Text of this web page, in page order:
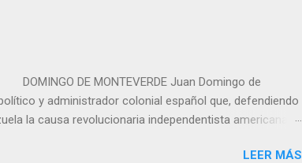
Normal de Mujeres, donde egresó como
Venez...
Juan Domingo de
y administrador colonial español que, defendiendo
la causa revolucionaria independentista americana
1773 – y murió en San Fernando, Cádiz España, el 15 de
LEER MÁS